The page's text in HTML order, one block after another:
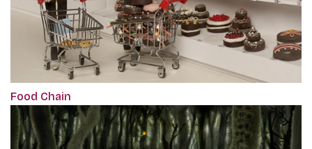
Food Chain